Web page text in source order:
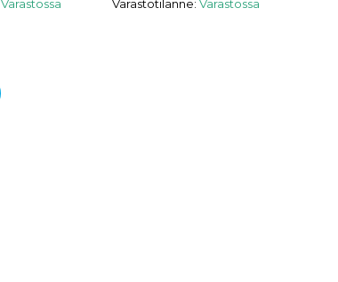
Varastossa Varastotilanne: Varastossa